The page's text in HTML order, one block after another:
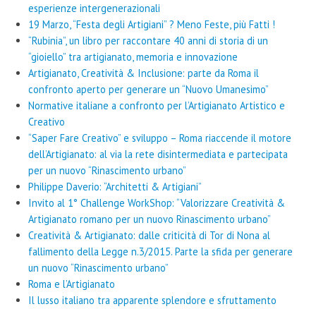
esperienze intergenerazionali
19 Marzo, “Festa degli Artigiani” ? Meno Feste, più Fatti !
“Rubinia”, un libro per raccontare 40 anni di storia di un
“gioiello” tra artigianato, memoria e innovazione
Artigianato, Creatività & Inclusione: parte da Roma il
confronto aperto per generare un “Nuovo Umanesimo”
Normative italiane a confronto per l’Artigianato Artistico e
Creativo
“Saper Fare Creativo” e sviluppo – Roma riaccende il motore
dell’Artigianato: al via la rete disintermediata e partecipata
per un nuovo “Rinascimento urbano”
Philippe Daverio: “Architetti & Artigiani”
Invito al 1° Challenge WorkShop: “Valorizzare Creatività &
Artigianato romano per un nuovo Rinascimento urbano”
Creatività & Artigianato: dalle criticità di Tor di Nona al
fallimento della Legge n.3/2015. Parte la sfida per generare
un nuovo “Rinascimento urbano”
Roma e l’Artigianato
Il lusso italiano tra apparente splendore e sfruttamento